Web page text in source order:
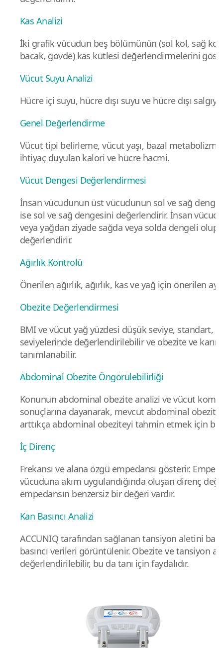
Kas Analizi
İki grafik vücudun beş bölümünün (sol kol, sağ
bacak, gövde) kas kütlesi değerlendirmelerini
Vücut Suyu Analizi
Hücre içi suyu, hücre dışı suyu ve hücre dışı
Genel Değerlendirme
Vücut tipi belirleme, vücut yaşı, bazal metabolizma
ihtiyaç duyulan kalori ve hücre hacmi.
Vücut Dengesi Değerlendirmesi
İnsan vücudunun üst vücudunun sol ve sağ
ise sol ve sağ dengesini değerlendirir. İnsan
veya yağdan ziyade sağda veya solda dengeli olup
değerlendirir.
Ağırlık Kontrolü
Önerilen ağırlık, ağırlık, kas ve yağ için önerilen
Obezite Değerlendirmesi
BMI ve vücut yağ yüzdesi düşük seviye, standart,
seviyelerinde değerlendirilebilir ve obezite ve karın
tanımlanabilir.
Abdominal Obezite Öngörülebilirliği
Konunun abdominal obezite analizi ve vücut
sonuçlarına dayanarak, mevcut abdominal
arttıkça abdominal obeziteyi tahmin etmek için bir
İç Direnç
Frekansı ve alana özgü empedansı gösterir.
vücuduna akım uygulandığında oluşan direnç
empedansın benzersiz bir değeri vardır.
Kan Basıncı Analizi
ACCUNIQ tarafından sağlanan tansiyon aletini
basıncı verileri görüntülenir. Obezite ve tansiyon
değerlendirilebilir, bu da tanı için faydalıdır.